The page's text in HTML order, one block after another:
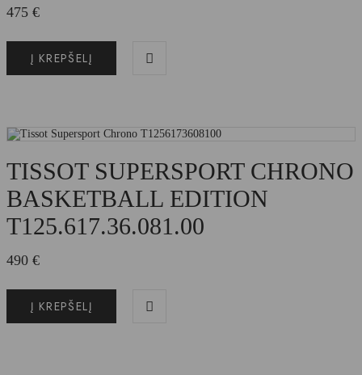
475 €
Į KREPŠELĮ
TISSOT SUPERSPORT CHRONO
BASKETBALL EDITION
T125.617.36.081.00
490 €
Į KREPŠELĮ